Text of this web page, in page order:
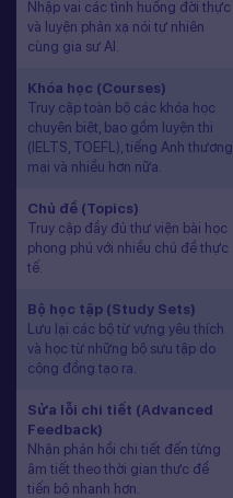
Nhập vai các tình huống đời thực
và luyện phản xạ nói tự nhiên
cùng gia sư AI.
Khóa học (Courses)
Truy cập toàn bộ các khóa học
chuyên biệt, bao gồm luyện thi
(IELTS, TOEFL), tiếng Anh thương
mại và nhiều hơn nữa.
Chủ đề (Topics)
Truy cập đầy đủ thư viện bài học
phong phú với nhiều chủ đề thực
tế.
Bộ học tập (Study Sets)
Lưu lại các bộ từ vựng yêu thích
và học từ những bộ sưu tập do
cộng đồng tạo ra.
Sửa lỗi chi tiết (Advanced
Feedback)
Nhận phản hồi chi tiết đến từng
âm tiết theo thời gian thực để
tiến bộ nhanh hơn.